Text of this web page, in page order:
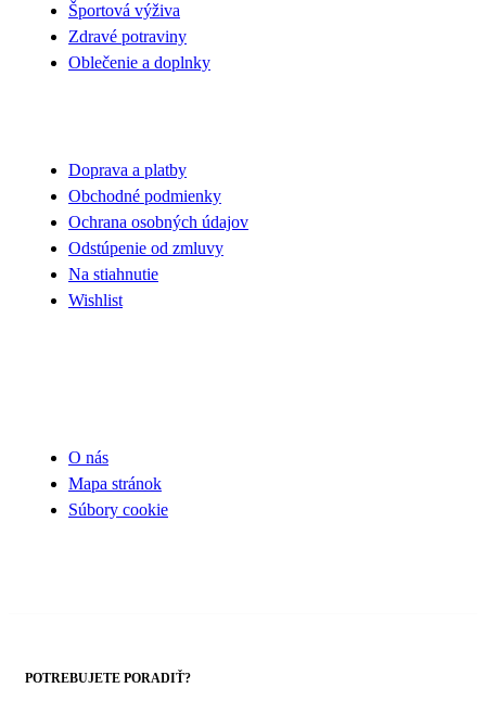
Športová výživa
Zdravé potraviny
Oblečenie a doplnky
Doprava a platby
Obchodné podmienky
Ochrana osobných údajov
Odstúpenie od zmluvy
Na stiahnutie
Wishlist
O nás
Mapa stránok
Súbory cookie
POTREBUJETE PORADIŤ?